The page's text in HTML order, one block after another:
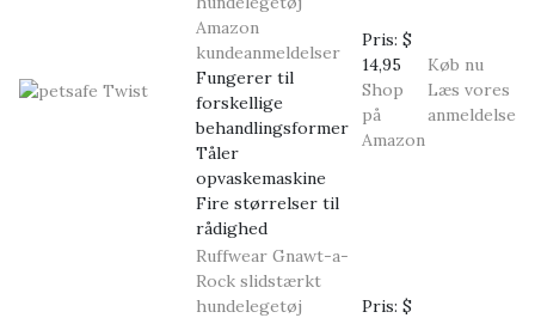
Amazon
kundeanmeldelser
Fungerer til
forskellige
behandlingsformer
Tåler
opvaskemaskine
Fire størrelser til
rådighed
Pris: $
14,95
Shop
på
Amazon
Køb nu
Læs vores
anmeldelse
Ruffwear Gnawt-a-
Rock slidstærkt
hundelegetøj
Pris: $